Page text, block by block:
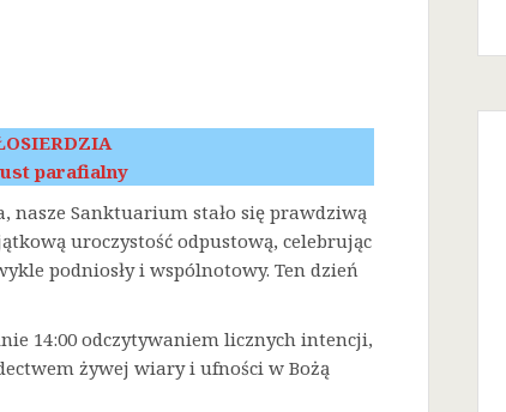
parafialny
nasze Sanktuarium stało się prawdziwą
uroczystość odpustową, celebrując
podniosły i wspólnotowy. Ten dzień
14:00 odczytywaniem licznych intencji,
żywej wiary i ufności w Bożą